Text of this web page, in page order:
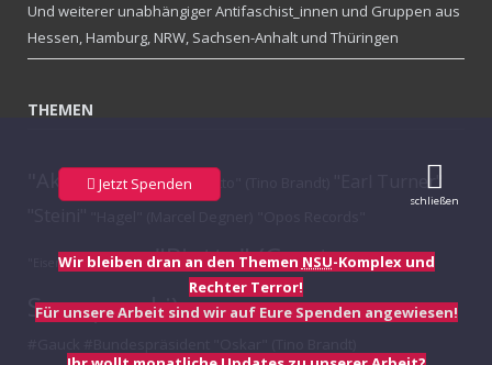
Und weiterer unabhängiger Antifaschist_innen und Gruppen aus
Hessen, Hamburg, NRW, Sachsen-Anhalt und Thüringen
THEMEN
"Aktion Konfetti"
"Earl Turner"
"Eisenbahnromantik" "Piatto" (Carsten
Szczepanski)"Tristan" (Tibor Re.)"Onkel" "Schubi"
schließen
Jetzt Spenden
Wir bleiben dran an den Themen NSU-Komplex und
Rechter Terror!
Für unsere Arbeit sind wir auf Eure Spenden angewiesen!